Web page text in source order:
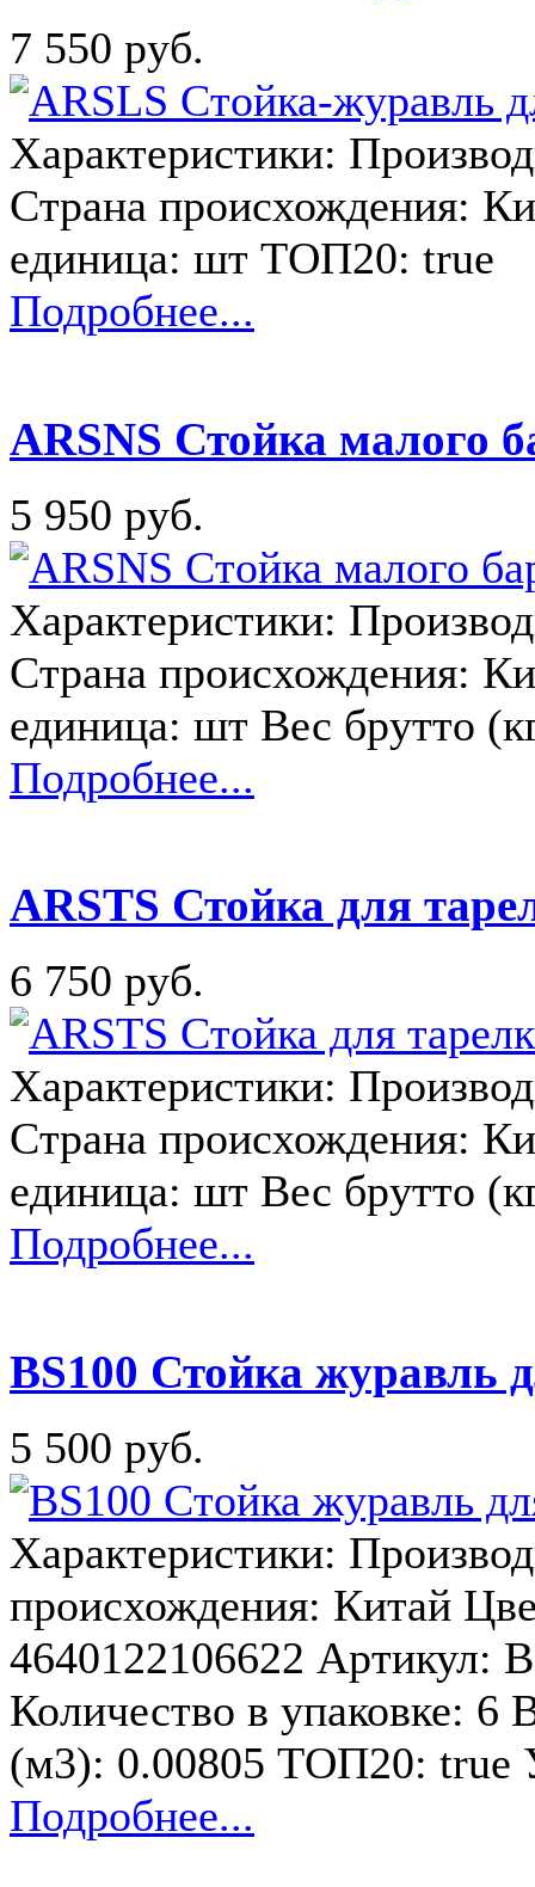
7 550 руб.
Характеристики:
Страна происхождения:
единица: шт ТОП20: true
Подробнее...
ARSNS Стойка малого
5 950 руб.
Характеристики:
Страна происхождения:
единица: шт Вес брутто
Подробнее...
ARSTS Стойка для
6 750 руб.
Характеристики:
Страна происхождения:
единица: шт Вес брутто
Подробнее...
BS100 Стойка журавль
5 500 руб.
Характеристики:
происхождения: Китай
4640122106622 Артикул:
Количество в упаковке: 6
(м3): 0.00805 ТОП20:
Подробнее...